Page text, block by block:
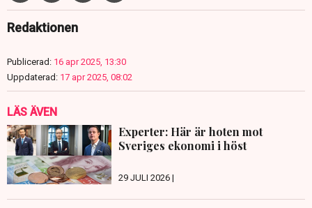
Redaktionen
Publicerad: 16 apr 2025, 13:30
Uppdaterad: 17 apr 2025, 08:02
LÄS ÄVEN
Experter: Här är hoten mot
Sveriges ekonomi i höst
29 JULI 2026 |